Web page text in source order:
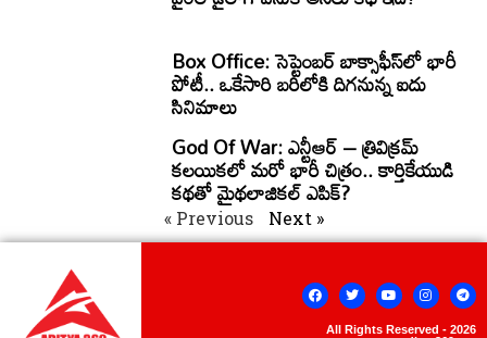
Box Office: సెప్టెంబర్ బాక్సాఫీస్‌లో భారీ
పోటీ.. ఒకేసారి బరిలోకి దిగనున్న ఐదు
సినిమాలు
God Of War: ఎన్టీఆర్ – త్రివిక్రమ్
కలయికలో మరో భారీ చిత్రం.. కార్తికేయుడి
కథతో మైథలాజికల్ ఎపిక్?
« Previous Next »
All Rights Reserved - 2026